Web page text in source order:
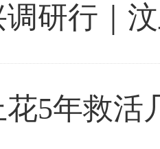
调研行｜
5年救活